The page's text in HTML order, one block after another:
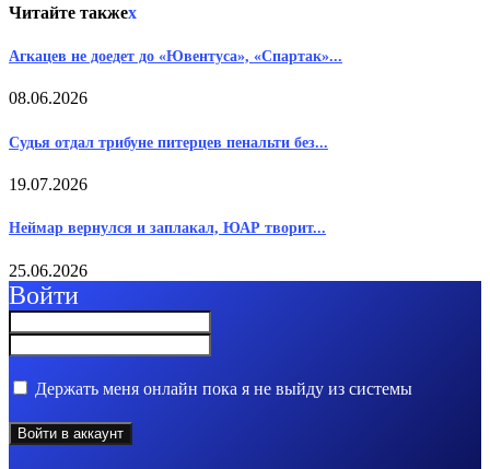
Читайте такжеx
Агкацев не доедет до «Ювентуса», «Спартак»...
08.06.2026
Судья отдал трибуне питерцев пенальти без...
19.07.2026
Неймар вернулся и заплакал, ЮАР творит...
25.06.2026
Войти
Держать меня онлайн пока я не выйду из системы